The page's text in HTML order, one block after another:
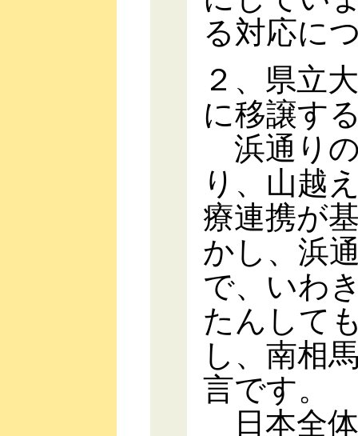
る対応に
２、県立
に移譲す
浜通り
り、山越
療連携が
かし、浜
で、いわ
たんして
し、南相
言です。
日本全